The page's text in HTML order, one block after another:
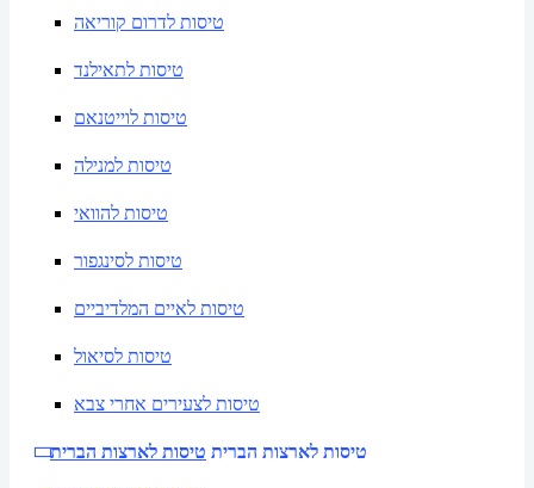
טיסות לדרום קוריאה
טיסות לתאילנד
טיסות לוייטנאם
טיסות למנילה
טיסות להוואי
טיסות לסינגפור
טיסות לאיים המלדיביים
טיסות לסיאול
טיסות לצעירים אחרי צבא
טיסות לארצות הברית טיסות לארצות הברית